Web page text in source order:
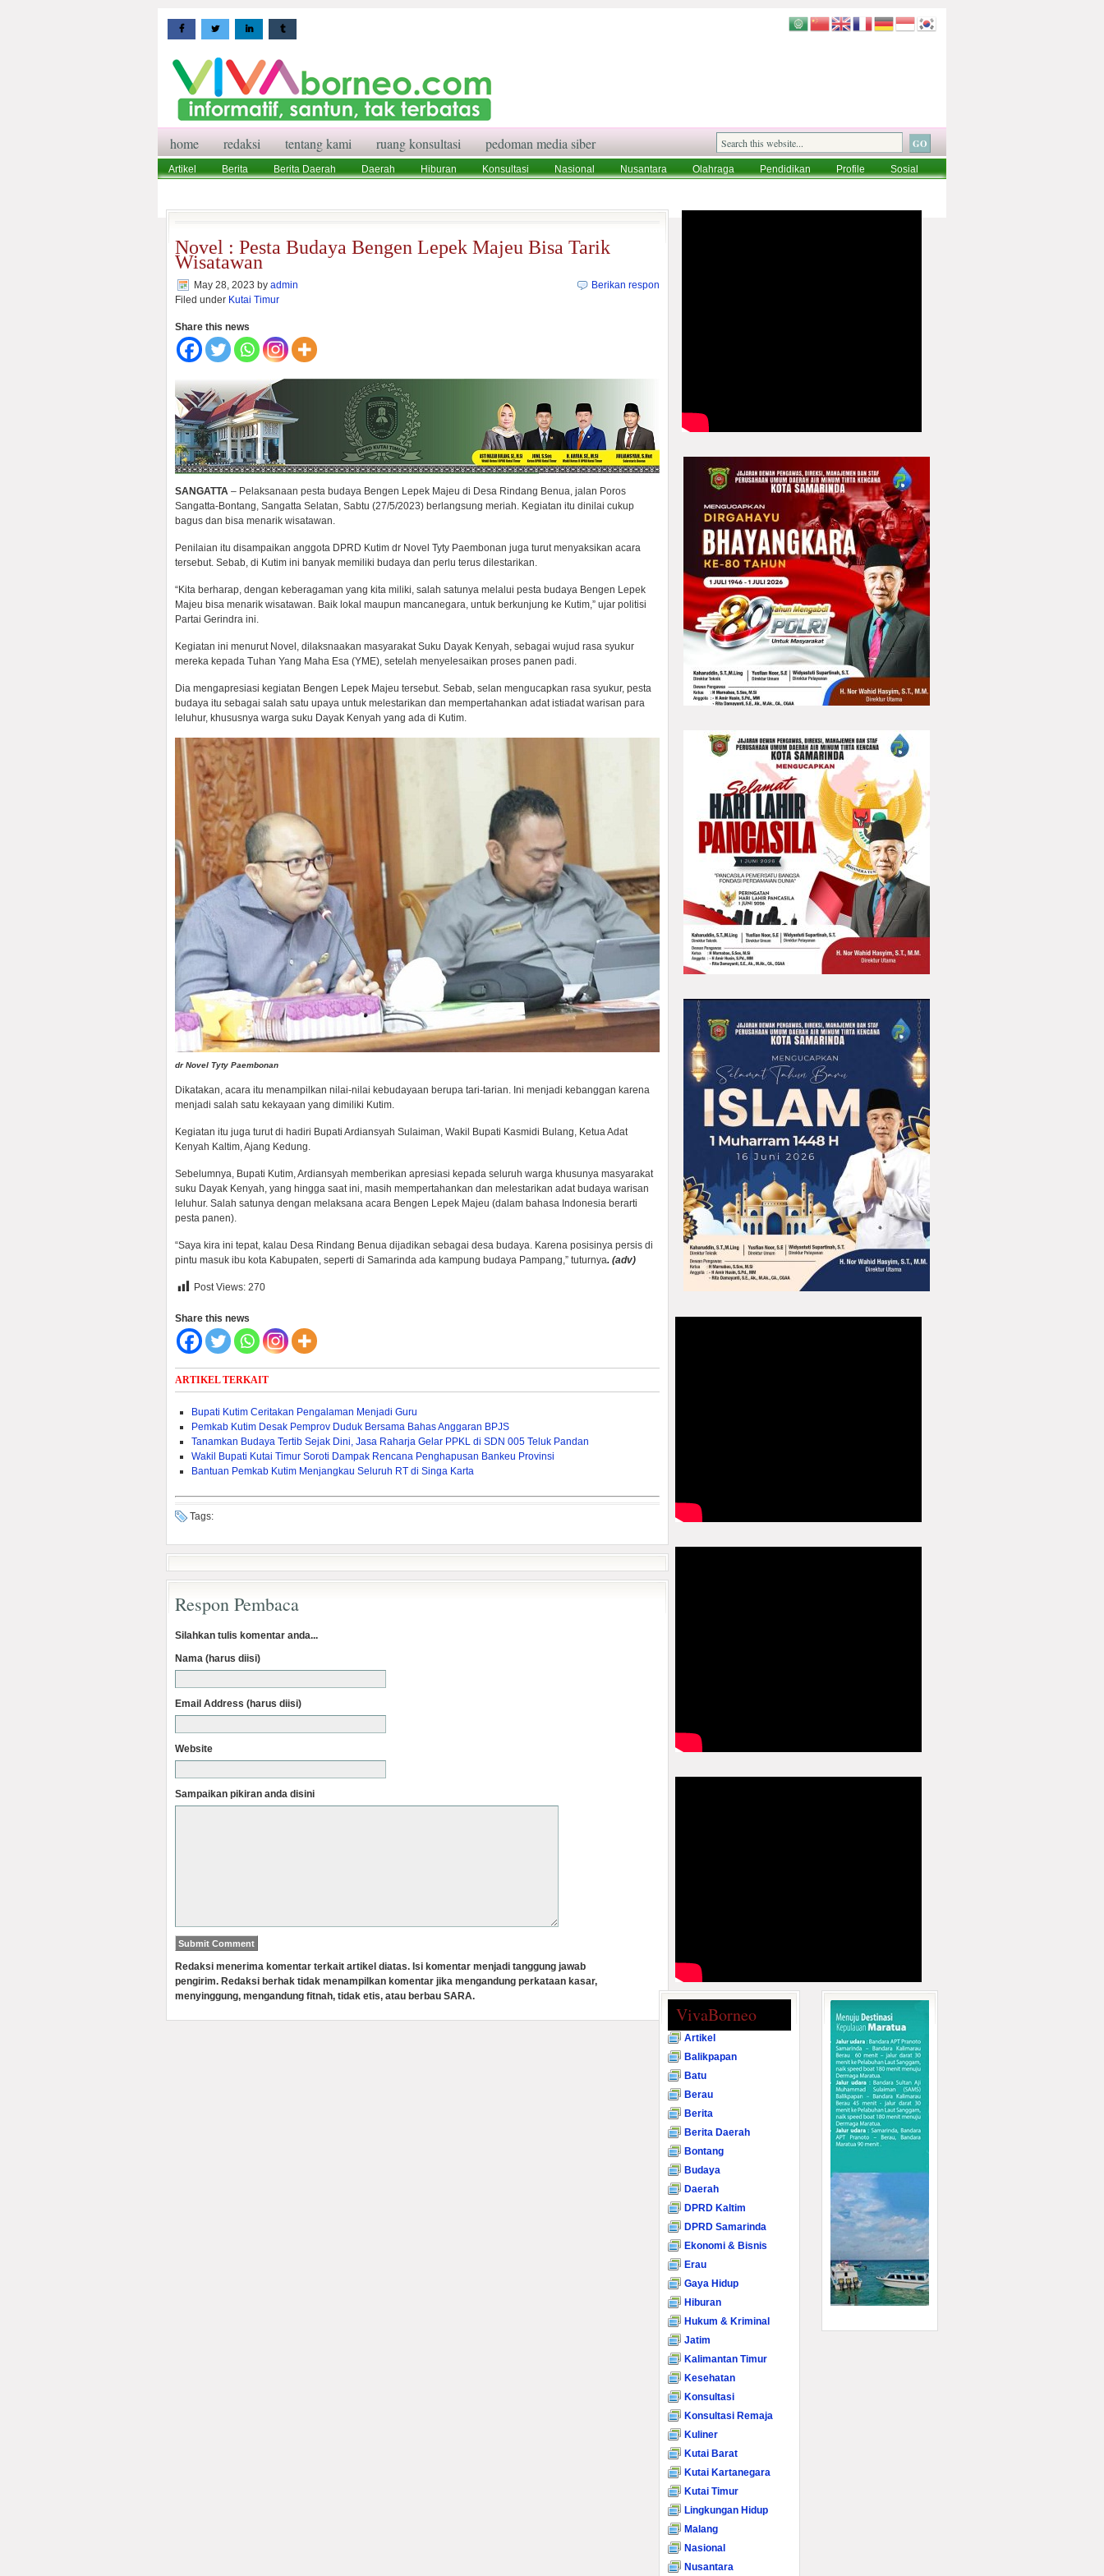
home redaksi tentang kami ruang konsultasi pedoman media siber
Artikel Berita Berita Daerah Daerah Hiburan Konsultasi Nasional Nusantara Olahraga Pendidikan Profile
Sosial
Novel : Pesta Budaya Bengen Lepek Majeu Bisa Tarik
Wisatawan
May 28, 2023 by admin
Filed under Kutai Timur
Berikan respon
Share this news
SANGATTA – Pelaksanaan pesta budaya Bengen Lepek Majeu di Desa Rindang Benua, jalan Poros
Sangatta-Bontang, Sangatta Selatan, Sabtu (27/5/2023) berlangsung meriah. Kegiatan itu dinilai cukup
bagus dan bisa menarik wisatawan.
Penilaian itu disampaikan anggota DPRD Kutim dr Novel Tyty Paembonan juga turut menyaksikan acara
tersebut. Sebab, di Kutim ini banyak memiliki budaya dan perlu terus dilestarikan.
“Kita berharap, dengan keberagaman yang kita miliki, salah satunya melalui pesta budaya Bengen Lepek
Majeu bisa menarik wisatawan. Baik lokal maupun mancanegara, untuk berkunjung ke Kutim,” ujar politisi
Partai Gerindra ini.
Kegiatan ini menurut Novel, dilaksnaakan masyarakat Suku Dayak Kenyah, sebagai wujud rasa syukur
mereka kepada Tuhan Yang Maha Esa (YME), setelah menyelesaikan proses panen padi.
Dia mengapresiasi kegiatan Bengen Lepek Majeu tersebut. Sebab, selan mengucapkan rasa syukur, pesta
budaya itu sebagai salah satu upaya untuk melestarikan dan mempertahankan adat istiadat warisan para
leluhur, khususnya warga suku Dayak Kenyah yang ada di Kutim.
dr Novel Tyty Paembonan
Dikatakan, acara itu menampilkan nilai-nilai kebudayaan berupa tari-tarian. Ini menjadi kebanggan karena
menjadi salah satu kekayaan yang dimiliki Kutim.
Kegiatan itu juga turut di hadiri Bupati Ardiansyah Sulaiman, Wakil Bupati Kasmidi Bulang, Ketua Adat
Kenyah Kaltim, Ajang Kedung.
Sebelumnya, Bupati Kutim, Ardiansyah memberikan apresiasi kepada seluruh warga khusunya masyarakat
suku Dayak Kenyah, yang hingga saat ini, masih mempertahankan dan melestarikan adat budaya warisan
leluhur. Salah satunya dengan melaksana acara Bengen Lepek Majeu (dalam bahasa Indonesia berarti
pesta panen).
“Saya kira ini tepat, kalau Desa Rindang Benua dijadikan sebagai desa budaya. Karena posisinya persis di
pintu masuk ibu kota Kabupaten, seperti di Samarinda ada kampung budaya Pampang,” tuturnya. (adv)
Post Views: 270
Share this news
ARTIKEL TERKAIT
Bupati Kutim Ceritakan Pengalaman Menjadi Guru
Pemkab Kutim Desak Pemprov Duduk Bersama Bahas Anggaran BPJS
Tanamkan Budaya Tertib Sejak Dini, Jasa Raharja Gelar PPKL di SDN 005 Teluk Pandan
Wakil Bupati Kutai Timur Soroti Dampak Rencana Penghapusan Bankeu Provinsi
Bantuan Pemkab Kutim Menjangkau Seluruh RT di Singa Karta
Tags:
Respon Pembaca
Silahkan tulis komentar anda...
Nama (harus diisi)
Email Address (harus diisi)
Website
Sampaikan pikiran anda disini
Redaksi menerima komentar terkait artikel diatas. Isi komentar menjadi tanggung jawab
pengirim. Redaksi berhak tidak menampilkan komentar jika mengandung perkataan kasar,
menyinggung, mengandung fitnah, tidak etis, atau berbau SARA.
VivaBorneo
Artikel
Balikpapan
Batu
Berau
Berita
Berita Daerah
Bontang
Budaya
Daerah
DPRD Kaltim
DPRD Samarinda
Ekonomi & Bisnis
Erau
Gaya Hidup
Hiburan
Hukum & Kriminal
Jatim
Kalimantan Timur
Kesehatan
Konsultasi
Konsultasi Remaja
Kuliner
Kutai Barat
Kutai Kartanegara
Kutai Timur
Lingkungan Hidup
Malang
Nasional
Nusantara